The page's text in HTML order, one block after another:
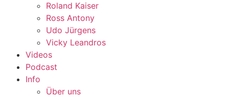
Roland Kaiser
Ross Antony
Udo Jürgens
Vicky Leandros
Videos
Podcast
Info
Über uns